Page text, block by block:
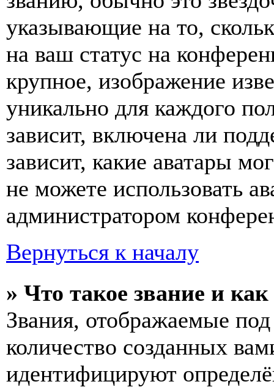
указывающие на то,
на ваш статус на
крупное, изображение
уникально для каждого
зависит, включена ли
зависит, какие аватары
не можете использовать
администратором
Вернуться к началу
» Что такое звание и
Звания, отображаемые
количество созданных
идентифицируют